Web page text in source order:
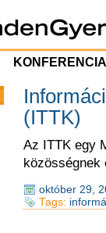
KONFERENCIA
(ITTK)
Az ITTK egy
közösségnek
október 29,
Tags: